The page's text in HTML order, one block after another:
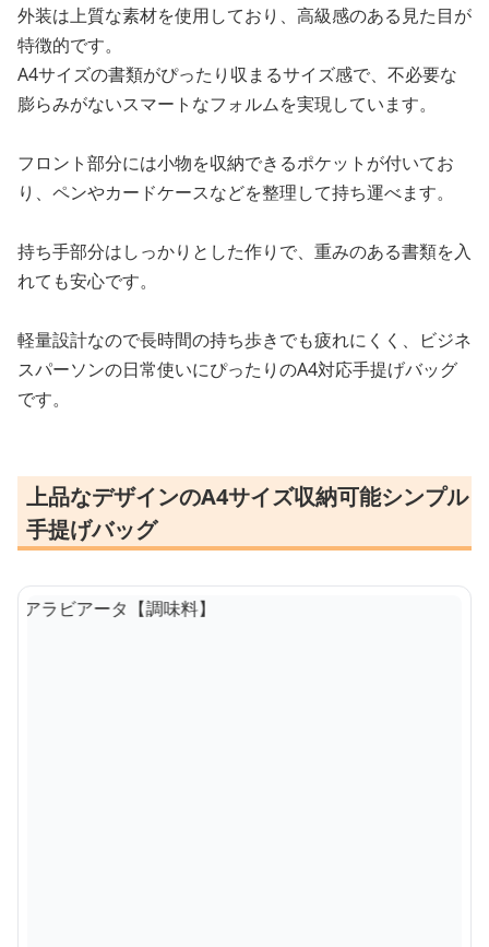
外装は上質な素材を使用しており、高級感のある見た目が
特徴的です。
A4サイズの書類がぴったり収まるサイズ感で、不必要な
膨らみがないスマートなフォルムを実現しています。
フロント部分には小物を収納できるポケットが付いてお
り、ペンやカードケースなどを整理して持ち運べます。
持ち手部分はしっかりとした作りで、重みのある書類を入
れても安心です。
軽量設計なので長時間の持ち歩きでも疲れにくく、ビジネ
スパーソンの日常使いにぴったりのA4対応手提げバッグ
です。
上品なデザインのA4サイズ収納可能シンプル
手提げバッグ